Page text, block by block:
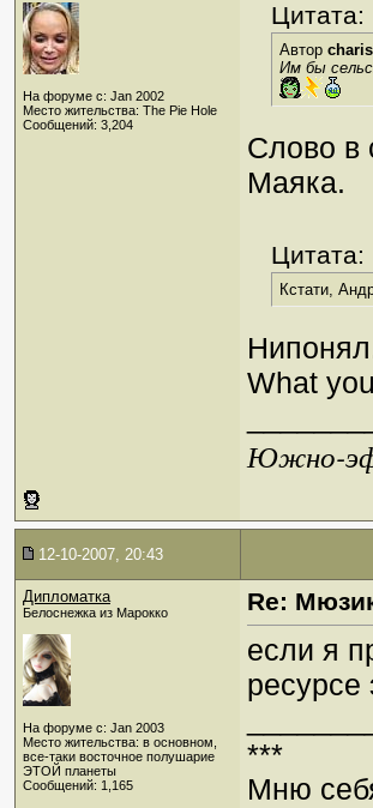
На форуме с: Jan 2002
Место жительства: The Pie Hole
Сообщений: 3,204
Цитата:
Автор
Им бы
Слово в
Маяка.
Цитата:
Кстати,
What
Южно-
12-10-2007, 20:43
Дипломатка
Белоснежка из Марокко
На форуме с: Jan 2003
Место жительства: в основном,
все-таки восточное полушарие
ЭТОЙ планеты
Сообщений: 1,165
Re:
если я
ресурсе
***
Мню